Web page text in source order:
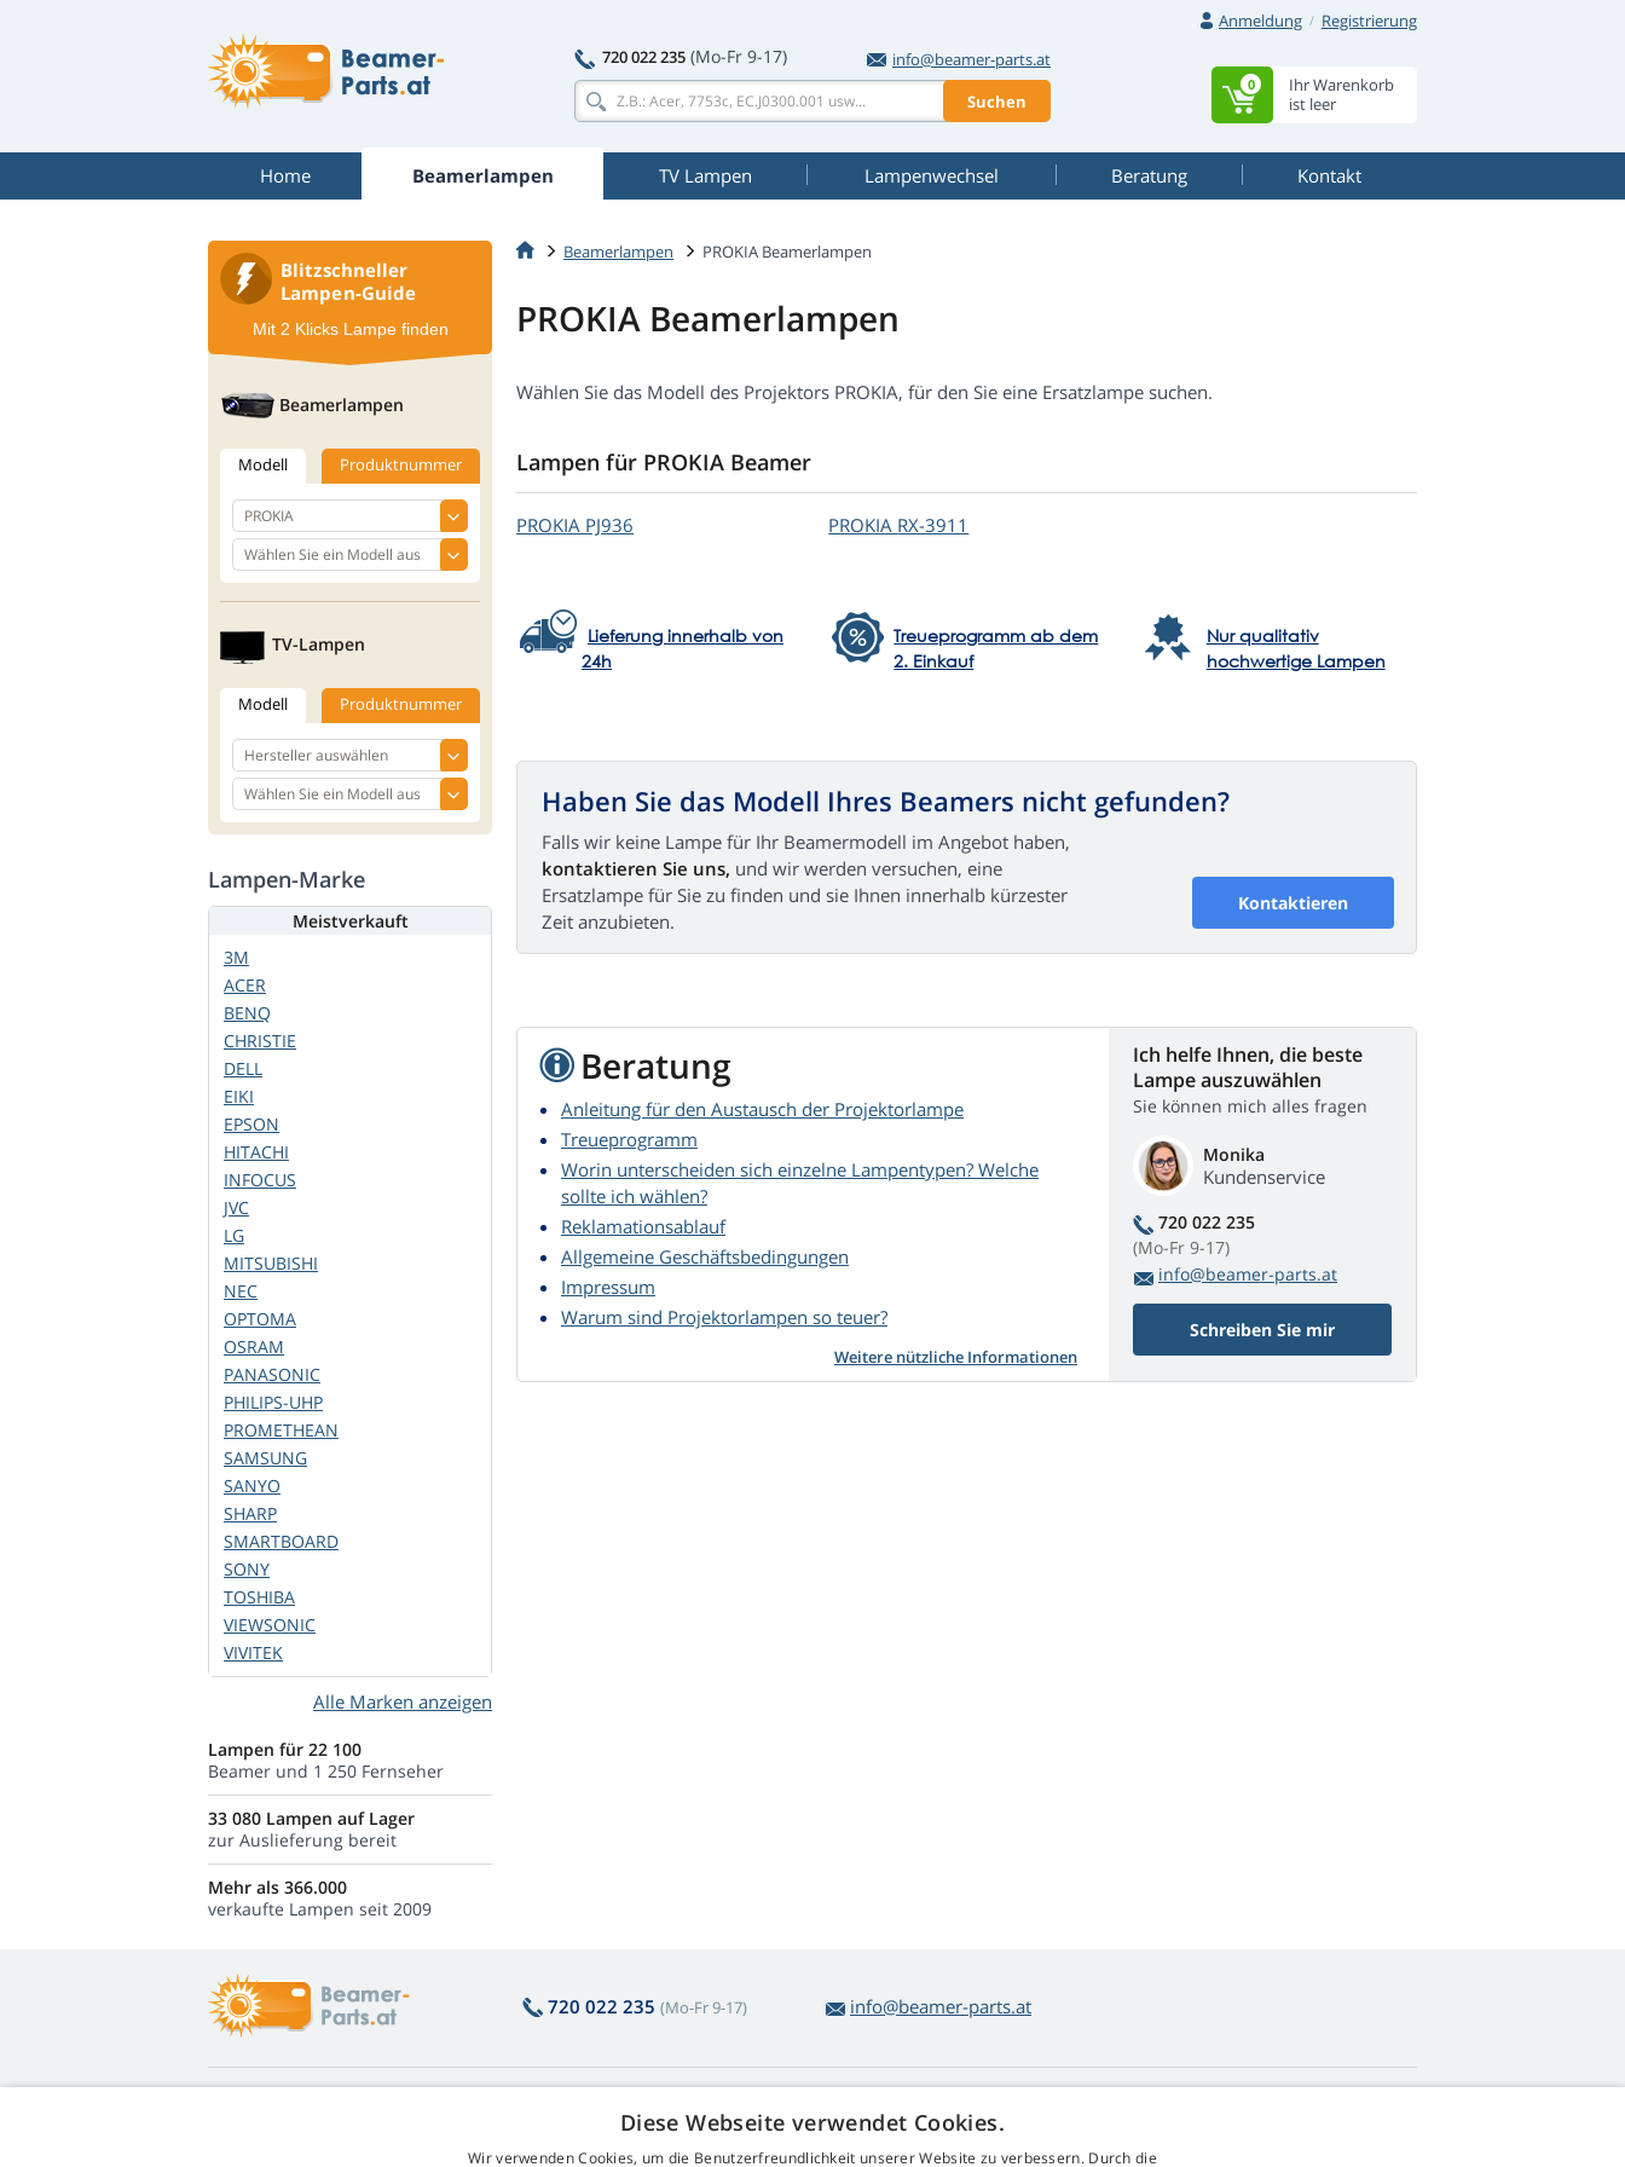
Anmeldung
Registrierung
720 022 235 (Mo-Fr 9-17)
info@beamer-parts.at
Suchen
Ihr Warenkorb
ist leer
0
Home Beamerlampen TV Lampen Lampenwechsel Beratung Kontakt
Beamerlampen PROKIA Beamerlampen
PROKIA Beamerlampen
Wählen Sie das Modell des Projektors PROKIA, für den Sie eine Ersatzlampe suchen.
Lampen für PROKIA Beamer
PROKIA PJ936 PROKIA RX-3911
Lieferung innerhalb von
24h
Treueprogramm ab dem
2. Einkauf
Nur qualitativ
hochwertige Lampen
Haben Sie das Modell Ihres Beamers nicht gefunden?
Falls wir keine Lampe für Ihr Beamermodell im Angebot haben,
kontaktieren Sie uns, und wir werden versuchen, eine
Ersatzlampe für Sie zu finden und sie Ihnen innerhalb kürzester
Zeit anzubieten.
Kontaktieren
Beratung
Anleitung für den Austausch der Projektorlampe
Treueprogramm
Worin unterscheiden sich einzelne Lampentypen? Welche
sollte ich wählen?
Reklamationsablauf
Allgemeine Geschäftsbedingungen
Impressum
Warum sind Projektorlampen so teuer?
Weitere nützliche Informationen
Ich helfe Ihnen, die beste
Lampe auszuwählen
Sie können mich alles fragen
Monika
Kundenservice
720 022 235
(Mo-Fr 9-17)
info@beamer-parts.at
Schreiben Sie mir
Blitzschneller
Lampen-Guide
Mit 2 Klicks Lampe finden
Beamerlampen
Modell Produktnummer
TV-Lampen
Modell Produktnummer
Lampen-Marke
Meistverkauft
3M
ACER
BENQ
CHRISTIE
DELL
EIKI
EPSON
HITACHI
INFOCUS
JVC
LG
MITSUBISHI
NEC
OPTOMA
OSRAM
PANASONIC
PHILIPS-UHP
PROMETHEAN
SAMSUNG
SANYO
SHARP
SMARTBOARD
SONY
TOSHIBA
VIEWSONIC
VIVITEK
Alle Marken anzeigen
Lampen für 22 100
Beamer und 1 250 Fernseher
33 080 Lampen auf Lager
zur Auslieferung bereit
Mehr als 366.000
verkaufte Lampen seit 2009
720 022 235 (Mo-Fr 9-17) info@beamer-parts.at
Rückgabe und Reklamation
Kontakt
Diese Webseite verwendet Cookies.
Wir verwenden Cookies, um die Benutzerfreundlichkeit unserer Website zu verbessern. Durch die